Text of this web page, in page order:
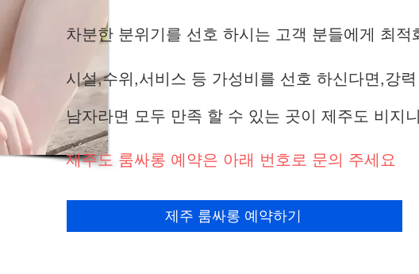
차분한 분위기를 선호 하시는 고객 분들에게 최적
시설,수위,서비스 등 가성비를 선호 하신다면,강
남자라면 모두 만족 할 수 있는 곳이 제주도 비지
제주도 룸싸롱 예약은 아래 번호로 문의 주세요
제주 룸싸롱 예약하기